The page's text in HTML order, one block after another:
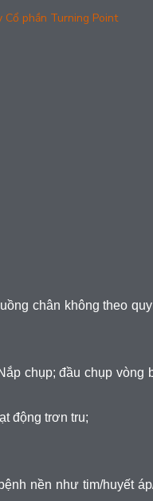
Cổ phần Turning Point
chân không theo
chụp; đầu chụp vòng
động trơn tru;
nền như tim/huyết